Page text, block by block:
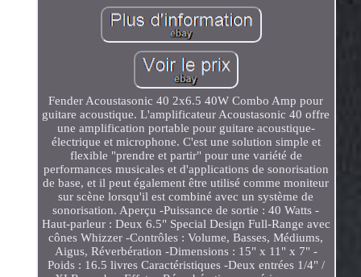
Fender Acoustasonic 40 2x6.5 40W Combo Amp pour
guitare acoustique. L'amplificateur Acoustasonic 40 offre
une amplification portable pour guitare acoustique-
électrique et microphone. C'est une solution simple et
flexible "prendre et partir" pour une variété de
performances musicales et d'applications de sonorisation
de base, et il peut également être utilisé comme moniteur
sur scène lorsqu'il est combiné avec un système de
sonorisation. Aperçu -Puissance de sortie : 40 Watts -
Haut-parleur : Deux 6.5" Special Design Full-Range avec
cônes Whizzer -Contrôles : Volume, Basses, Médiums,
Aigus, Réverbération -Dimensions : 15" x 11" x 7" -
Poids : 16.5 livres Caractéristiques -Deux entrées 1/4" /